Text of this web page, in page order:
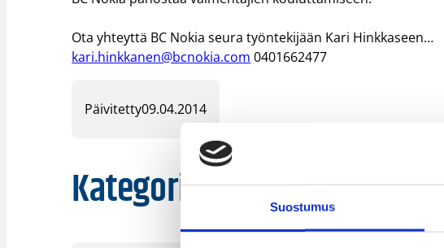
Suostumus
Ota yhteyttä BC Nokia seura työntekijään Kari Hinkkaseen…
kari.hinkkanen@bcnokia.com 0401662477
Päivitetty09.04.2014
Kategoriat